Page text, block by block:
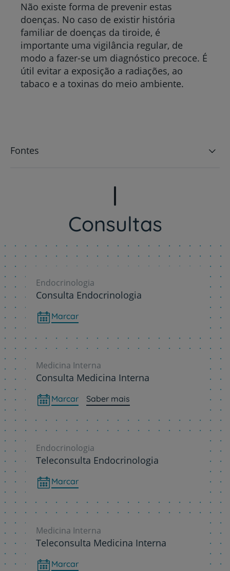
Não existe forma de prevenir estas
doenças. No caso de existir história
familiar de doenças da tiroide, é
importante uma vigilância regular, de
modo a fazer-se um diagnóstico precoce. É
útil evitar a exposição a radiações, ao
tabaco e a toxinas do meio ambiente.
Fontes
Consultas
Endocrinologia
Consulta Endocrinologia
Marcar
Medicina Interna
Consulta Medicina Interna
Marcar Saber mais
Endocrinologia
Teleconsulta Endocrinologia
Marcar
Medicina Interna
Teleconsulta Medicina Interna
Marcar